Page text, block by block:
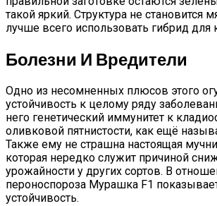
такой яркий. Структура не становится
лучше всего использовать гибрид для
Болезни И Вредители
Одно из несомненных плюсов этого
устойчивость к целому ряду
него генетический иммунитет к
оливковой пятнистости, как ещё
Также ему не страшна настоящая
которая нередко служит причиной
урожайности у других сортов. В
пероноспороза Мурашка F1
устойчивость.